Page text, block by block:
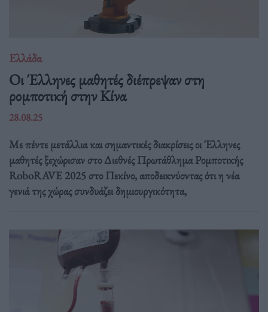
Ελλάδα
Οι Έλληνες μαθητές διέπρεψαν στη
ρομποτική στην Κίνα
28.08.25
Με πέντε μετάλλια και σημαντικές διακρίσεις οι Έλληνες
μαθητές ξεχώρισαν στο Διεθνές Πρωτάθλημα Ρομποτικής
RoboRAVE 2025 στο Πεκίνο, αποδεικνύοντας ότι η νέα
γενιά της χώρας συνδυάζει δημιουργικότητα,